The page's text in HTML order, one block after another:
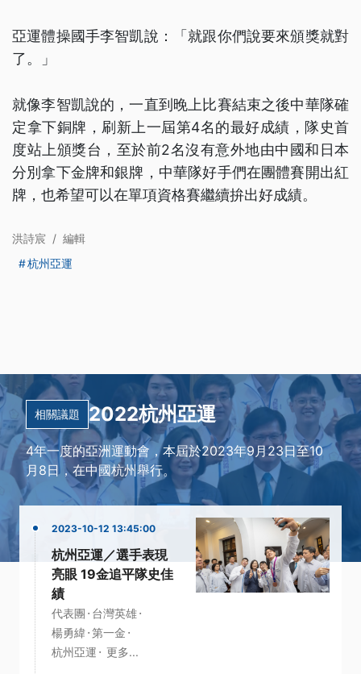
亞運體操國手李智凱說：「就跟你們說要來頒獎就對
了。」
就像李智凱說的，一直到晚上比賽結束之後中華隊確
定拿下銅牌，刷新上一屆第4名的最好成績，隊史首
度站上頒獎台，至於前2名沒有意外地由中國和日本
分別拿下金牌和銀牌，中華隊好手們在團體賽開出紅
牌，也希望可以在單項資格賽繼續拚出好成績。
洪詩宸 / 編輯
杭州亞運
相關議題 2022杭州亞運
4年一度的亞洲運動會，本屆於2023年9月23日至10
月8日，在中國杭州舉行。
2023-10-12 13:45:00
杭州亞運／選手表現
亮眼 19金追平隊史佳
績
代表團 · 台灣英雄·
楊勇緯·第一金 ·
杭州亞運 · 更多...